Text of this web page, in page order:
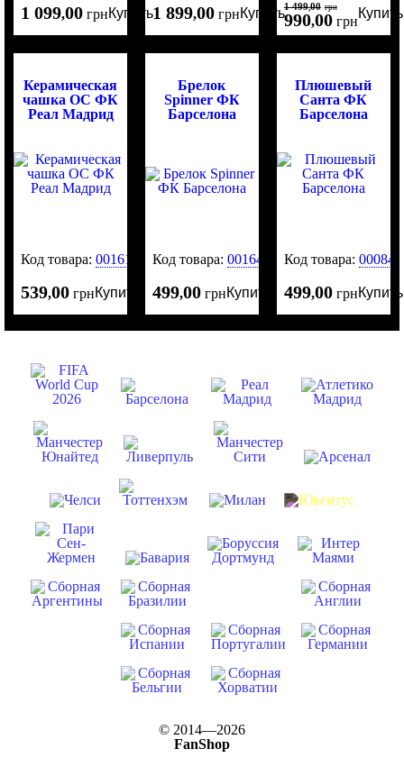
1 099,00 грнКупить1 899,00 грнКупить1 499,00 грн
990,00 грн
Купить
Керамическая
чашка OC ФК
Реал Мадрид
Код товара:0016161
539,00 грнКупить
Брелок
Spinner ФК
Барселона
Код товара:0016423
499,00 грнКупить
Плюшевый
Санта ФК
Барселона
Код товара:
499,00 грнКупить
© 2014—2026
FanShop